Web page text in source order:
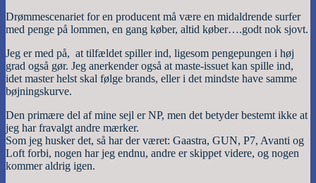
Drømmescenariet for en producent må være en midaldrende surfer
med penge på lommen, en gang køber, altid køber….godt nok sjovt.
Jeg er med på, at tilfældet spiller ind, ligesom pengepungen i høj
grad også gør. Jeg anerkender også at maste-issuet kan spille ind,
idet master helst skal følge brands, eller i det mindste have samme
bøjningskurve.
Den primære del af mine sejl er NP, men det betyder bestemt ikke at
jeg har fravalgt andre mærker.
Som jeg husker det, så har der været: Gaastra, GUN, P7, Avanti og
Loft forbi, nogen har jeg endnu, andre er skippet videre, og nogen
kommer aldrig igen.